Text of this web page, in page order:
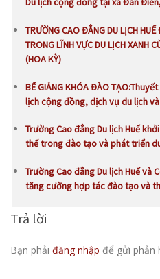
TRƯỜNG CAO ĐẲNG DU LỊCH
TRONG LĨNH VỰC DU LỊCH XANH
(HOA KỲ)
BẾ GIẢNG KHÓA ĐÀO
lịch cộng đồng, dịch vụ du lịch
Trường Cao đẳng Du lịch Huế
thế trong đào tạo và phát triển
Trường Cao đẳng Du lịch Huế và
tăng cường hợp tác đào tạo và
Trả lời
Bạn phải đăng nhập để gửi phản